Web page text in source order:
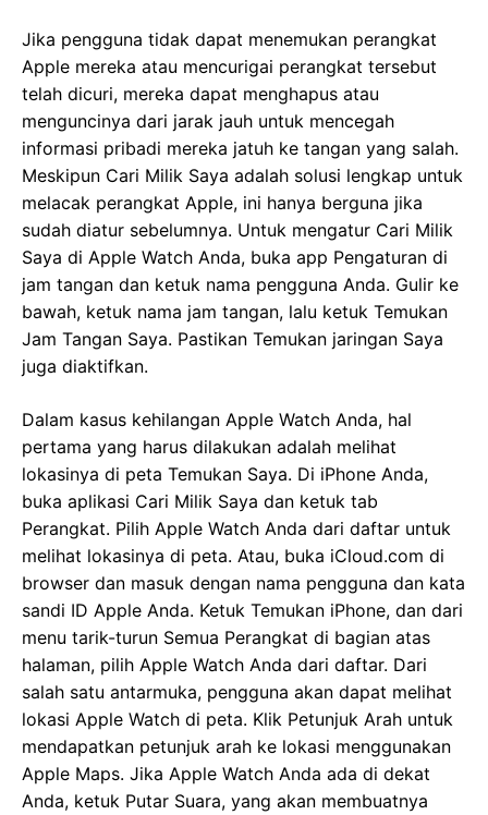
Jika pengguna tidak dapat menemukan perangkat
Apple mereka atau mencurigai perangkat tersebut
telah dicuri, mereka dapat menghapus atau
menguncinya dari jarak jauh untuk mencegah
informasi pribadi mereka jatuh ke tangan yang salah.
Meskipun Cari Milik Saya adalah solusi lengkap untuk
melacak perangkat Apple, ini hanya berguna jika
sudah diatur sebelumnya. Untuk mengatur Cari Milik
Saya di Apple Watch Anda, buka app Pengaturan di
jam tangan dan ketuk nama pengguna Anda. Gulir ke
bawah, ketuk nama jam tangan, lalu ketuk Temukan
Jam Tangan Saya. Pastikan Temukan jaringan Saya
juga diaktifkan.
Dalam kasus kehilangan Apple Watch Anda, hal
pertama yang harus dilakukan adalah melihat
lokasinya di peta Temukan Saya. Di iPhone Anda,
buka aplikasi Cari Milik Saya dan ketuk tab
Perangkat. Pilih Apple Watch Anda dari daftar untuk
melihat lokasinya di peta. Atau, buka iCloud.com di
browser dan masuk dengan nama pengguna dan kata
sandi ID Apple Anda. Ketuk Temukan iPhone, dan dari
menu tarik-turun Semua Perangkat di bagian atas
halaman, pilih Apple Watch Anda dari daftar. Dari
salah satu antarmuka, pengguna akan dapat melihat
lokasi Apple Watch di peta. Klik Petunjuk Arah untuk
mendapatkan petunjuk arah ke lokasi menggunakan
Apple Maps. Jika Apple Watch Anda ada di dekat
Anda, ketuk Putar Suara, yang akan membuatnya